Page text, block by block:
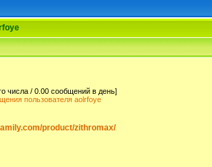
числа / 0.00 сообщений в день]
пользователя aolrfoye
product/zithromax/